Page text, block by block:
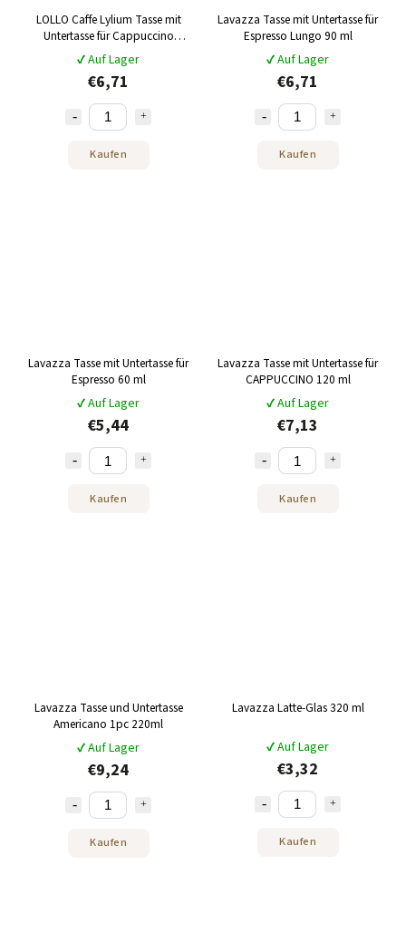
LOLLO Caffe Lylium Tasse mit
Untertasse für Cappuccino
150ml 1St
✔ Auf Lager
€6,71
Kaufen
Lavazza Tasse mit Untertasse für
Espresso Lungo 90 ml
✔ Auf Lager
€6,71
Kaufen
Lavazza Tasse mit Untertasse für
Espresso 60 ml
✔ Auf Lager
€5,44
Kaufen
Lavazza Tasse mit Untertasse für
CAPPUCCINO 120 ml
✔ Auf Lager
€7,13
Kaufen
Lavazza Tasse und Untertasse
Americano 1pc 220ml
✔ Auf Lager
€9,24
Kaufen
Lavazza Latte-Glas 320 ml
✔ Auf Lager
€3,32
Kaufen